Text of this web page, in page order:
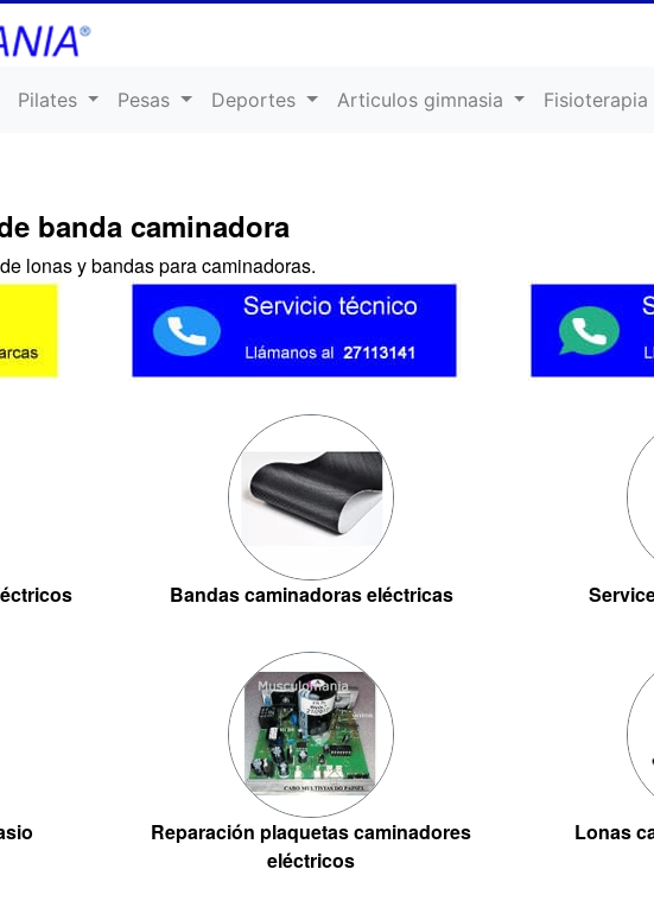
Pilates Pesas Deportes Articulos gimnasia Fisioterapia
banda caminadora
lonas y bandas para caminadoras.
Bandas caminadoras eléctricas
Reparación plaquetas caminadores
eléctricos
Lonas